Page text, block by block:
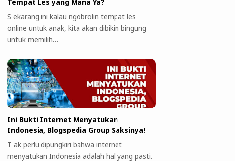
Tempat Les yang Mana Ya?
S ekarang ini kalau ngobrolin tempat les
online untuk anak, kita akan dibikin bingung
untuk memilih…
Ini Bukti Internet Menyatukan
Indonesia, Blogspedia Group Saksinya!
T ak perlu dipungkiri bahwa internet
menyatukan Indonesia adalah hal yang pasti.